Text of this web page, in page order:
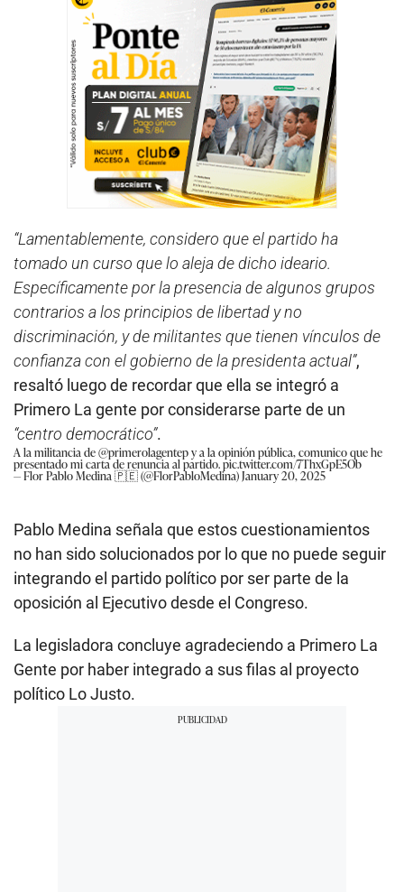
“Lamentablemente, considero que el partido ha
tomado un curso que lo aleja de dicho ideario.
Específicamente por la presencia de algunos grupos
contrarios a los principios de libertad y no
discriminación, y de militantes que tienen vínculos de
confianza con el gobierno de la presidenta actual”,
resaltó luego de recordar que ella se integró a
Primero La gente por considerarse parte de un
“centro democrático”.
A la militancia de@primerolagentepy a la opinión pública, comunico que he
presentado mi carta de renuncia al partido.pic.twitter.com/7ThxGpE5Ob
— Flor Pablo Medina 🇵🇪 (@FlorPabloMedina)January 20, 2025
Pablo Medina señala que estos cuestionamientos
no han sido solucionados por lo que no puede seguir
integrando el partido político por ser parte de la
oposición al Ejecutivo desde el Congreso.
La legisladora concluye agradeciendo a Primero La
Gente por haber integrado a sus filas al proyecto
político Lo Justo.